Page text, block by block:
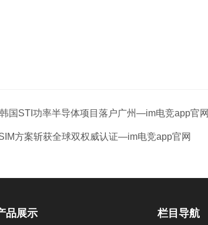
国STI功率半导体项目落户广州—im电竞app官网
方案斩获全球双权威认证—im电竞app官网
品展示 栏目导航